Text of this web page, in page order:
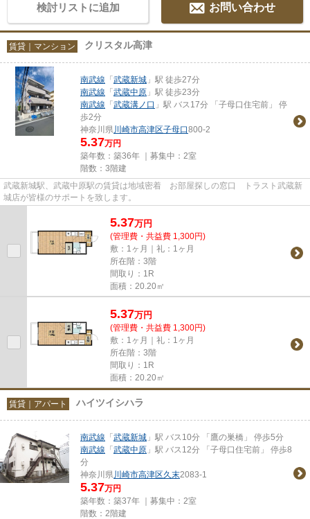
検討リストに追加 お問い合わせ
賃貸｜マンション クリスタル高津
南武線 「武蔵新城 」駅 徒歩27分
南武線 「武蔵中原 」駅 徒歩23分
南武線 「武蔵溝ノ口 」駅 バス17分 「子母口住宅前」 停
歩2分
神奈川県川崎市高津区子母口800-2
5.37万円
築年数：築36年 ｜募集中： 2室
階数：3階建
武蔵新城駅、武蔵中原駅の賃貸は地域密着 お部屋探しの窓口 トラスト武蔵新
城店が皆様のサポートを致します。
5.37万円
(管理費・共益費 1,300円)
敷：1ヶ月｜礼：1ヶ月
所在階：3階
間取り：1R
面積：20.20㎡
5.37万円
(管理費・共益費 1,300円)
敷：1ヶ月｜礼：1ヶ月
所在階：3階
間取り：1R
面積：20.20㎡
賃貸｜アパート ハイツイシハラ
南武線 「武蔵新城 」駅 バス10分 「鷹の巣橋」 停歩5分
南武線 「武蔵中原 」駅 バス12分 「子母口住宅前」 停歩8
分
神奈川県川崎市高津区久末2083-1
5.37万円
築年数：築37年 ｜募集中： 2室
階数：2階建